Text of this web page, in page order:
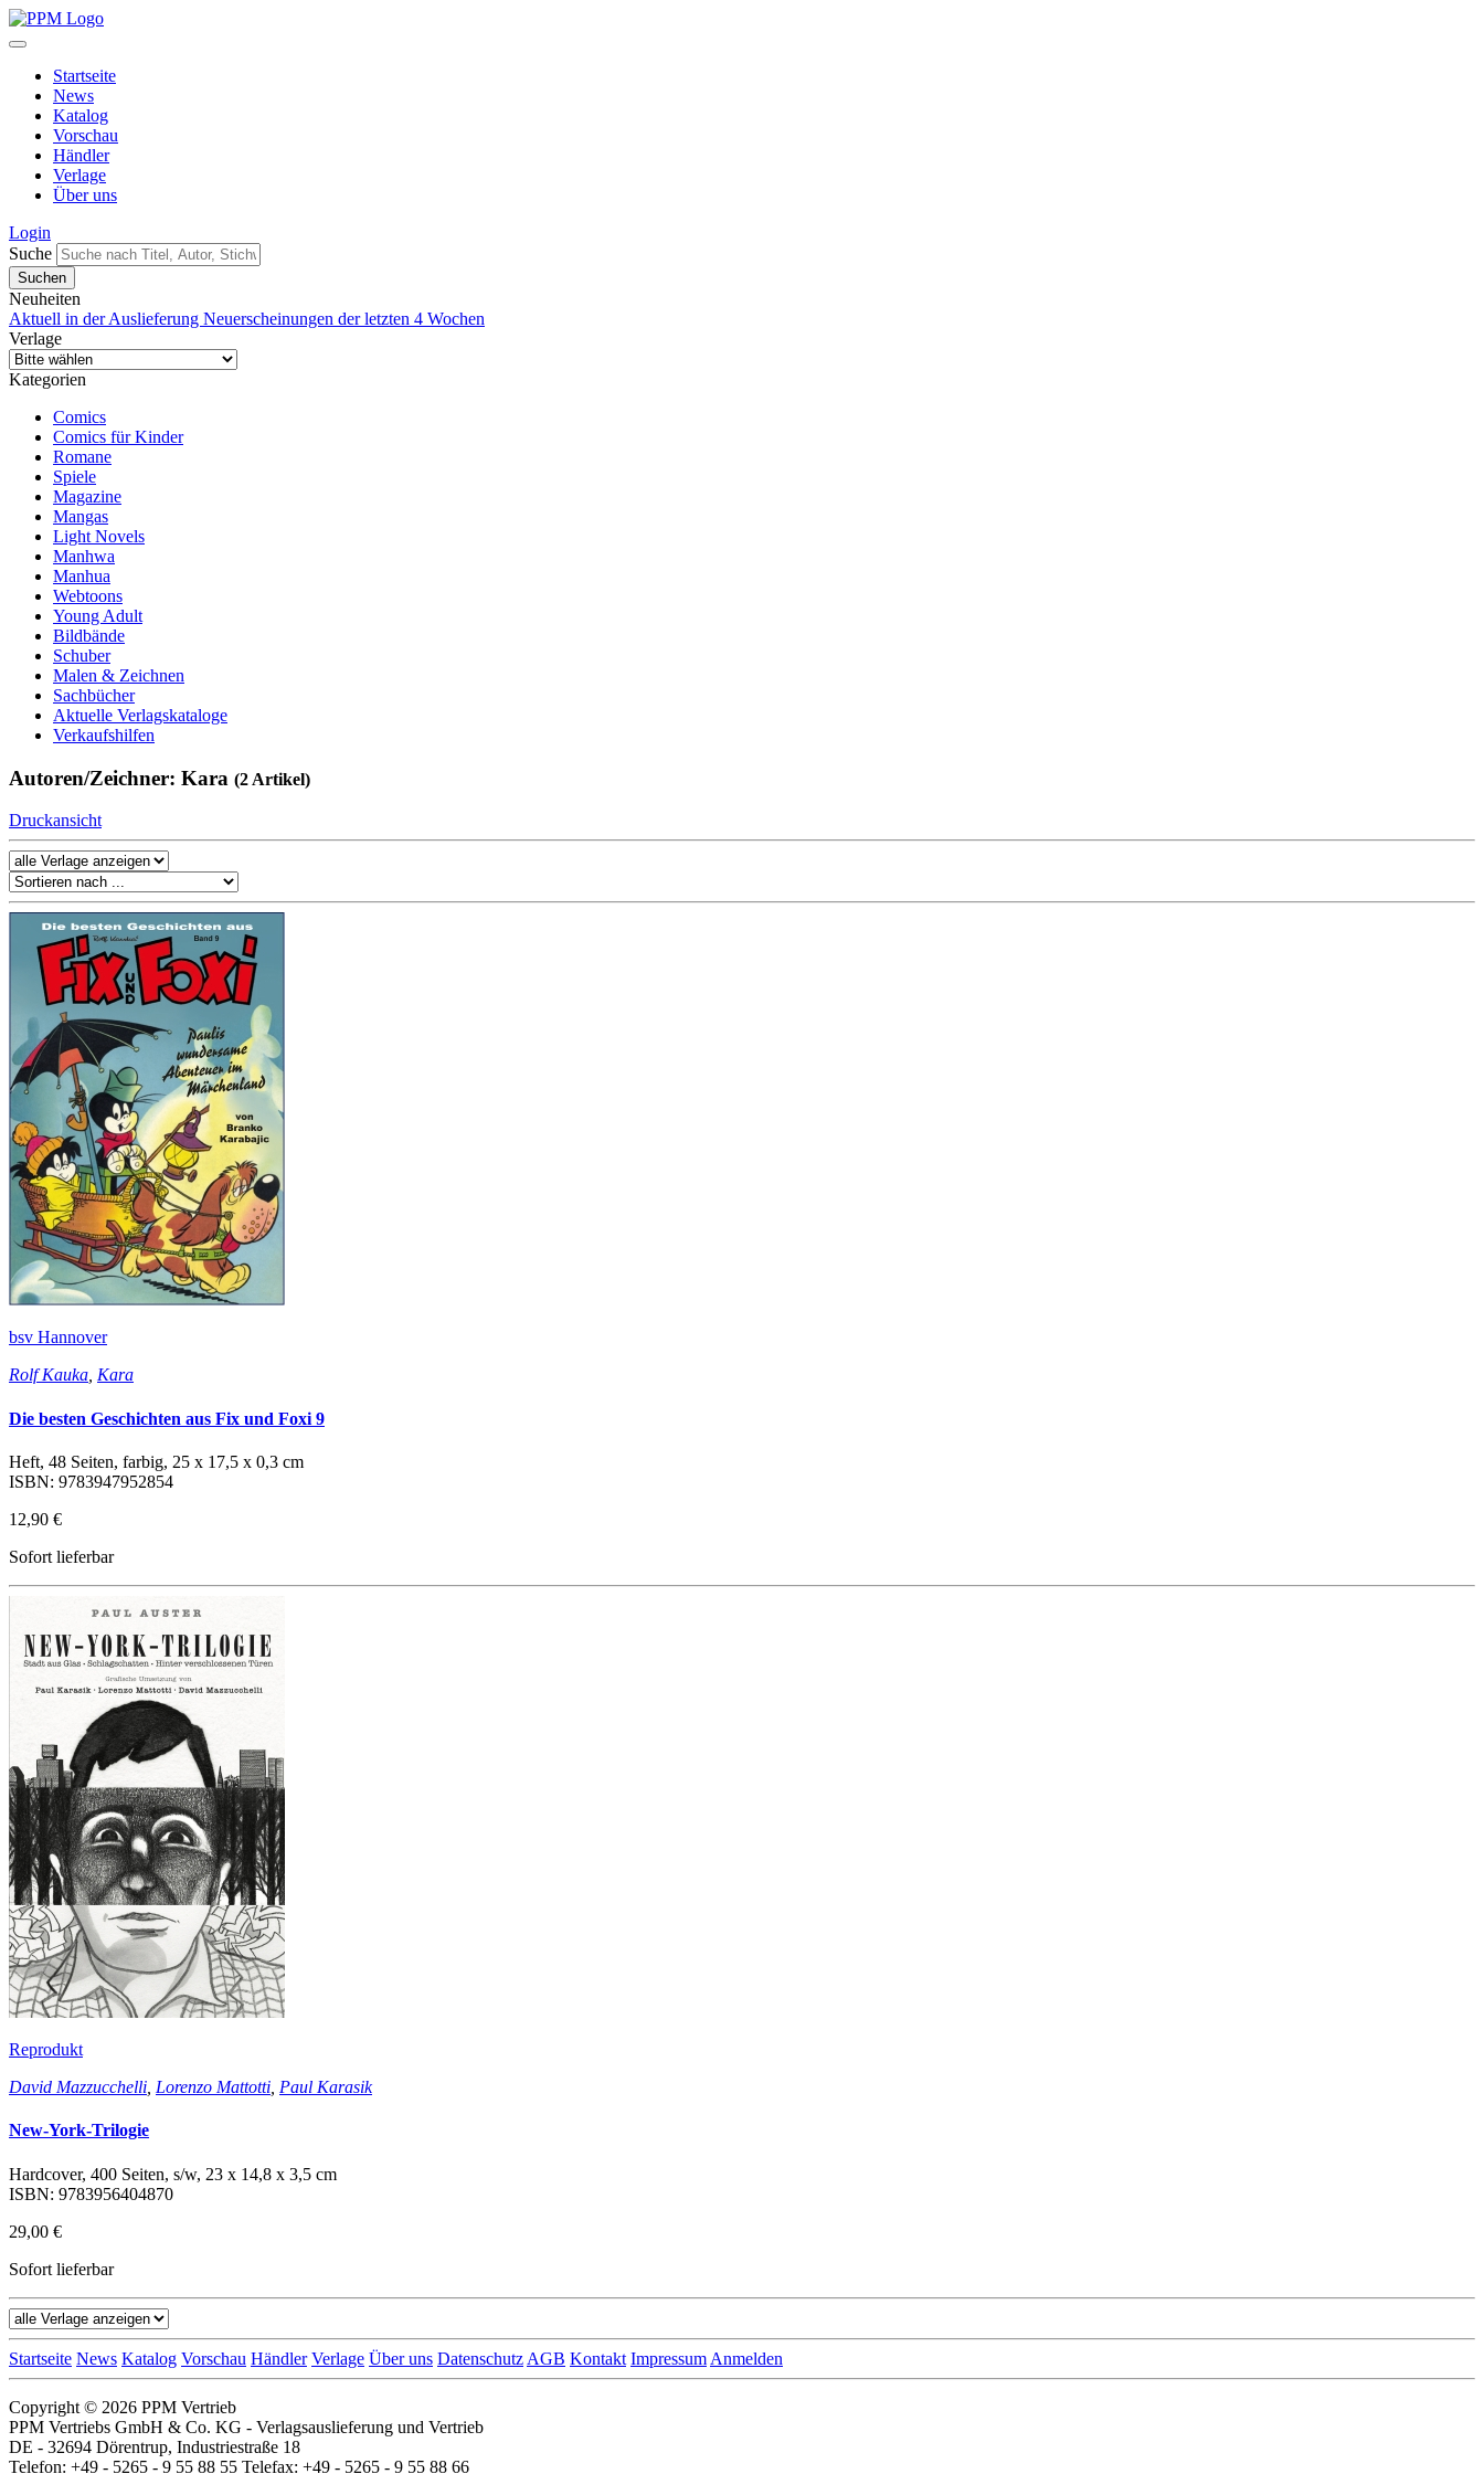
Startseite
News
Katalog
Vorschau
Händler
Verlage
Über uns
Login
Suche
Neuheiten
Aktuell in der Auslieferung Neuerscheinungen der letzten 4 Wochen
Verlage
Kategorien
Comics
Comics für Kinder
Romane
Spiele
Magazine
Mangas
Light Novels
Manhwa
Manhua
Webtoons
Young Adult
Bildbände
Schuber
Malen & Zeichnen
Sachbücher
Aktuelle Verlagskataloge
Verkaufshilfen
Autoren/Zeichner: Kara (2 Artikel)
Druckansicht
bsv Hannover
Rolf Kauka, Kara
Die besten Geschichten aus Fix und Foxi 9
Heft, 48 Seiten, farbig, 25 x 17,5 x 0,3 cm
ISBN: 9783947952854
12,90 €
Sofort lieferbar
Reprodukt
David Mazzucchelli Lorenzo Mattotti Paul Karasik
New-York-Trilogie
Hardcover, 400 Seiten, s/w, 23 x 14,8 x 3,5 cm
ISBN: 9783956404870
29,00 €
Sofort lieferbar
Startseite News Katalog Vorschau Händler Verlage Über uns Datenschutz AGB Kontakt Impressum Anmelden
Copyright © 2026 PPM Vertrieb
PPM Vertriebs GmbH & Co. KG - Verlagsauslieferung und Vertrieb
DE - 32694 Dörentrup, Industriestraße 18
Telefon: +49 - 5265 - 9 55 88 55 Telefax: +49 - 5265 - 9 55 88 66